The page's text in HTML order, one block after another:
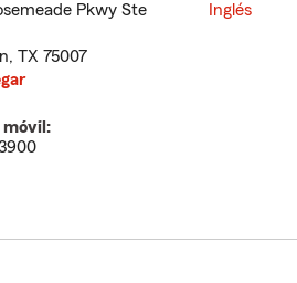
Pkwy Ste
, TX 75007
Inglés
móvil: